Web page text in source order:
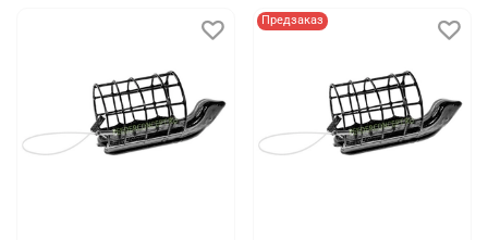
Предзаказ